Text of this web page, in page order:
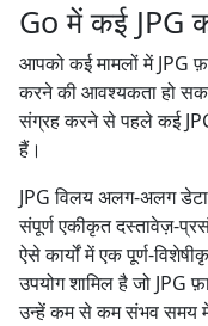
Go में कई JPG
आपको कई मामलों में JPG
करने की आवश्यकता हो
संग्रह करने से पहले कई
हैं।
JPG विलय अलग-अलग
संपूर्ण एकीकृत दस्तावेज़-
ऐसे कार्यों में एक पूर्ण-
उपयोग शामिल है जो JPG
उन्हें कम से कम संभव समय